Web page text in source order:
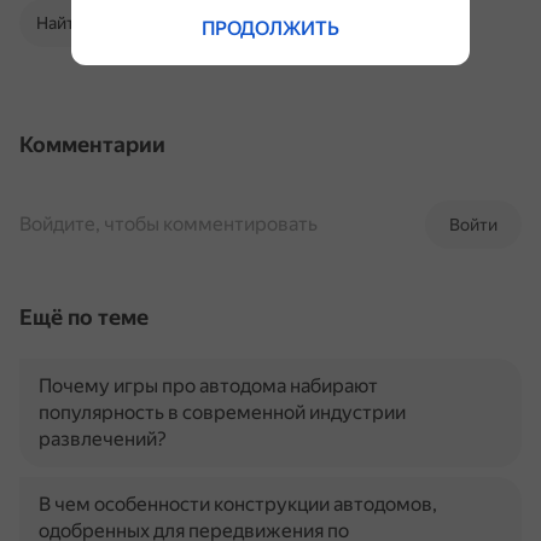
Найти в Поиске
Комментарии
Войти
Войдите, чтобы комментировать
Ещё по теме
Почему игры про автодома набирают
популярность в современной индустрии
развлечений?
В чем особенности конструкции автодомов,
одобренных для передвижения по
ПРОДОЛЖИТЬ